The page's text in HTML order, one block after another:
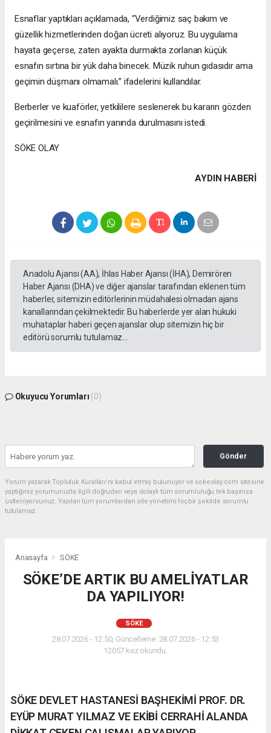
Esnaflar yaptıkları açıklamada, “Verdiğimiz saç bakım ve
güzellik hizmetlerinden doğan ücreti alıyoruz. Bu uygulama
hayata geçerse, zaten ayakta durmakta zorlanan küçük
esnafın sırtına bir yük daha binecek. Müzik ruhun gıdasıdır ama
geçimin düşmanı olmamalı.” ifadelerini kullandılar.
Berberler ve kuaförler, yetkililere seslenerek bu kararın gözden
geçirilmesini ve esnafın yanında durulmasını istedi.
SÖKE OLAY
AYDIN HABERİ
Anadolu Ajansı (AA), İhlas Haber Ajansı (İHA), Demirören
Haber Ajansı (DHA) ve diğer ajanslar tarafından eklenen tüm
haberler, sitemizin editörlerinin müdahalesi olmadan ajans
kanallarından çekilmektedir. Bu haberlerde yer alan hukuki
muhataplar haberi geçen ajanslar olup sitemizin hiç bir
editörü sorumlu tutulamaz...
Okuyucu Yorumları (0)
Gönder
Yorum yazarak Topluluk Kuralları’nı kabul etmiş bulunuyor ve sokeolay.com sitesine
yaptığınız yorumunuzla ilgili doğrudan veya dolaylı tüm sorumluluğu tek başınıza
üstleniyorsunuz. Yazılan tüm yorumlardan site yönetimi hiçbir şekilde sorumlu
tutulamaz.
Anasayfa SÖKE
SÖKE’DE ARTIK BU AMELİYATLAR
DA YAPILIYOR!
SÖKE
28.07.2026 - 12:50, Güncelleme: 28.07.2026 - 12:53
12057 kez okundu.
SÖKE DEVLET HASTANESİ BAŞHEKİMİ PROF. DR.
EYÜP MURAT YILMAZ VE EKİBİ CERRAHİ ALANDA